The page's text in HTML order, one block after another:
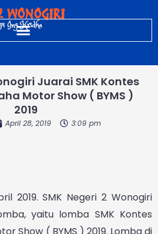
WONOGIRI
Ing Kridha
Juarai SMK Kontes
Motor Show ( BYMS )
2019
April 28, 2019 3:09 pm
2019. SMK Negeri 2 Wonogiri
yaitu lomba SMK Kontes
Show ( BYMS ) 2019. Lomba di